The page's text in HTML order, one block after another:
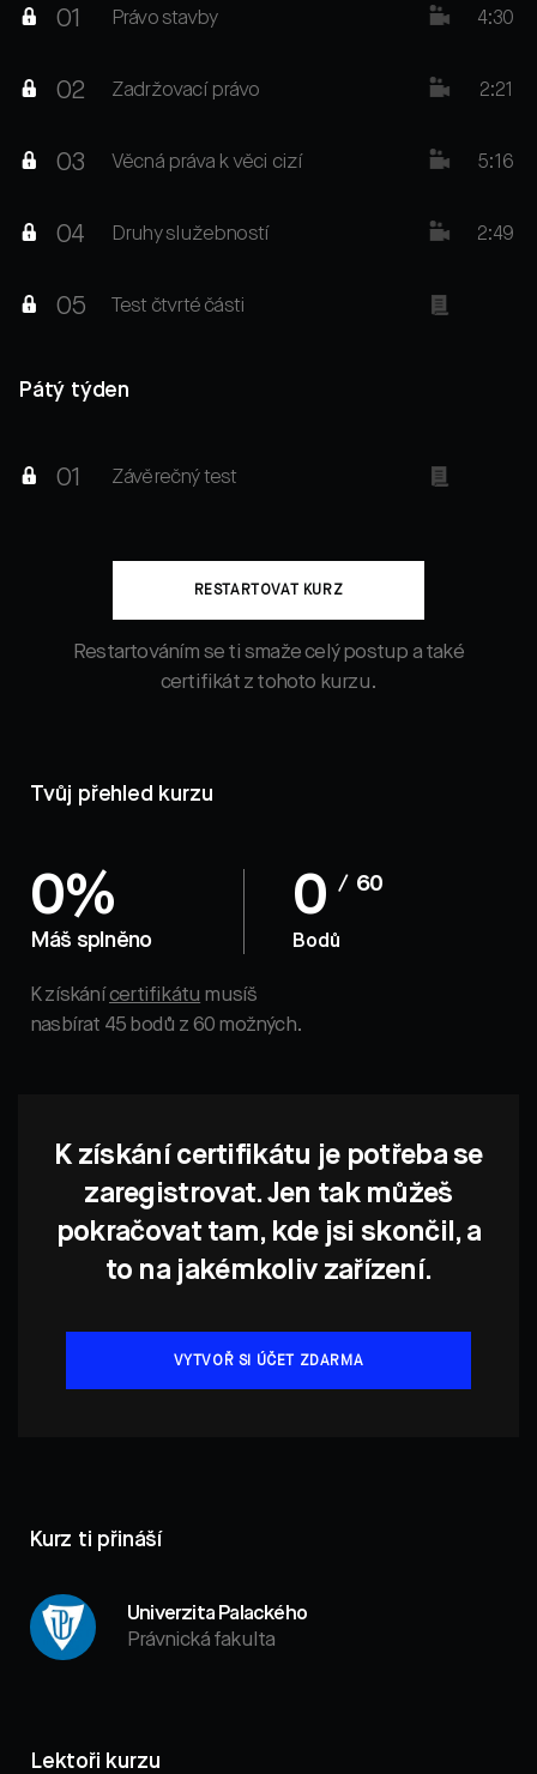
01 Právo stavby 4:30
02 Zadržovací právo 2:21
03 Věcná práva k věci cizí 5:16
04 Druhy služebností 2:49
05 Test čtvrté části
Pátý týden
01 Závěrečný test
RESTARTOVAT KURZ
Restartováním se ti smaže celý postup a také
certifikát z tohoto kurzu.
Tvůj přehled kurzu
0%
Máš splněno
0 / 60
Bodů
K získánícertifikátu musíš
nasbírat 45 bodů z 60 možných.
K získání certifikátu je potřeba se
zaregistrovat. Jen tak můžeš
pokračovat tam, kde jsi skončil, a
to na jakémkoliv zařízení.
VYTVOŘ SI ÚČET ZDARMA
Kurz ti přináší
Univerzita Palackého
Právnická fakulta
Lektoři kurzu